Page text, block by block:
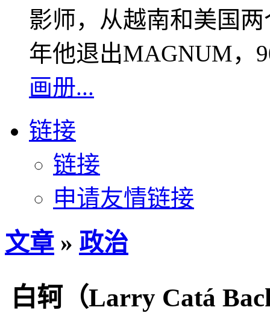
影师，从越南和美国
年他退出MAGNUM，
画册...
链接
链接
申请友情链接
文章 » 政治
白轲（Larry Catá